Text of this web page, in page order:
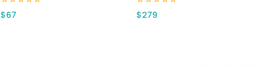
0
fuera
$67
0
fuera
$279